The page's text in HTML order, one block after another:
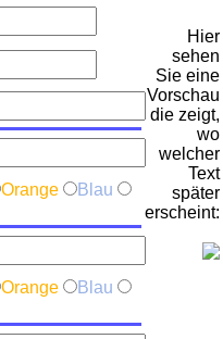
Hier
sehen
Sie eine
Vorschau
die zeigt,
wo
welcher
Text
später
erscheint:
Orange
Blau
Orange
Blau